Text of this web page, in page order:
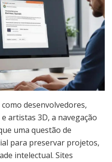
desenvolvedores,
artistas 3D, a navegação
uma questão de
para preservar projetos,
intelectual. Sites